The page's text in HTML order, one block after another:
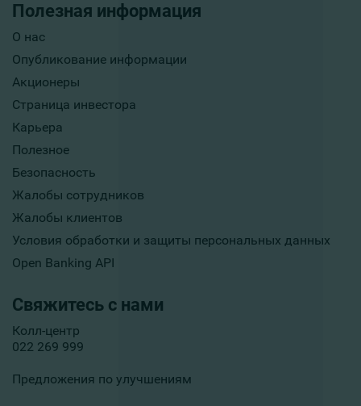
Полезная информация
О нас
Опубликование информации
Акционеры
Страница инвестора
Карьера
Полезное
Безопасность
Жалобы сотрудников
Жалобы клиентов
Условия обработки и защиты персональных данных
Open Banking API
Свяжитесь с нами
Колл-центр
022 269 999
Предложения по улучшениям